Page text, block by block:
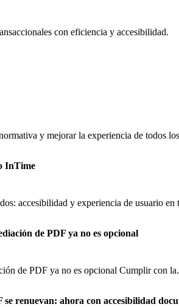
con eficiencia y accesibilidad.
y mejorar la experiencia de todos
InTime
accesibilidad y experiencia de usuario
de PDF ya no es opcional
de PDF ya no es opcional Cumplir con
se renuevan: ahora con accesibilidad